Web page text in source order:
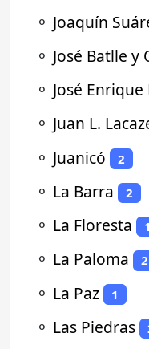
⚬ Joaquín
⚬ José Batlle y
⚬ José Enrique
⚬ Juan L.
⚬ Juanicó 2
⚬ La Barra 2
⚬ La Floresta 1
⚬ La Paloma 2
⚬ La Paz 1
⚬ Las Piedras